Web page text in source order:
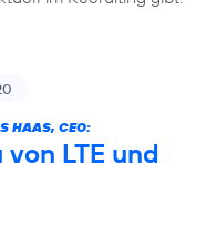
HAAS, CEO:
LTE und